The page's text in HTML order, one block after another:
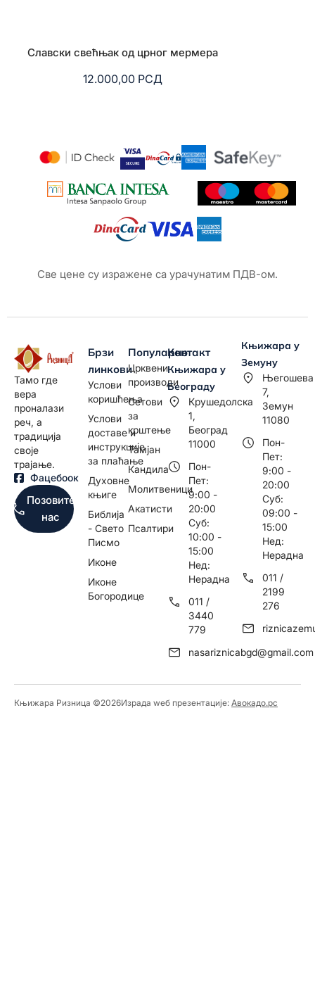
Славски свећњак од црног мермера
12.000,00 РСД
Све цене су изражене са урачунатим ПДВ-ом.
Тамо где
вера
проналази
реч, а
традиција
своје
трајање.
Фацебоок
Позовите
нас
Брзи
линкови
Услови
коришћења
Услови
доставе и
инструкције
за плаћање
Духовне
књиге
Библија
- Свето
Писмо
Иконе
Иконе
Богородице
Популарно
Црквени
производи
Сетови
за
крштење
Тамјан
Кандила
Молитвеници
Акатисти
Псалтири
Контакт
Књижара у
Београду
Крушедолска
1,
Београд
11000
Пон-
Пет:
9:00 -
20:00
Суб:
10:00 -
15:00
Нед:
Нерадна
011 /
3440
779
nasariznicabgd@gmail.com
Књижара у
Земуну
Његошева
7,
Земун
11080
Пон-
Пет:
9:00 -
20:00
Суб:
09:00 -
15:00
Нед:
Нерадна
011 /
2199
276
Књижара Ризница ©️2026Израда wеб презентације: Авокадо.рс